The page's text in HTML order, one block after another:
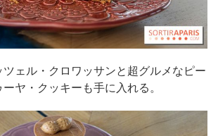
ェル・クロワッサンと超グルメなピー
ヤ・クッキーも手に入れる。